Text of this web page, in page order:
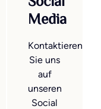
Media
Kontaktieren
Sie uns
auf
unseren
Social